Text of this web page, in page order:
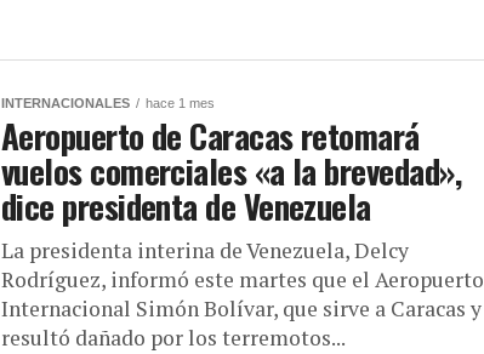
INTERNACIONALES hace 1 mes
Aeropuerto de Caracas retomará
vuelos comerciales «a la brevedad»,
dice presidenta de Venezuela
La presidenta interina de Venezuela, Delcy
Rodríguez, informó este martes que el Aeropuerto
Internacional Simón Bolívar, que sirve a Caracas y
resultó dañado por los terremotos...